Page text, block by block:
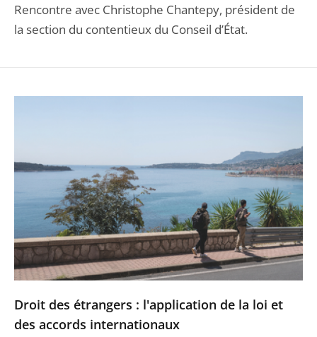
Rencontre avec Christophe Chantepy, président de
la section du contentieux du Conseil d’État.
Droit des étrangers : l'application de la loi et
des accords internationaux